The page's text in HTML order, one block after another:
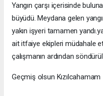
Yangın çarşı içerisinde
büyüdü. Meydana gelen
yakın işyeri tamamen
ait itfaiye ekipleri müdahale
çalışmanın ardından
Geçmiş olsun Kızılcahamam